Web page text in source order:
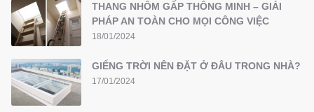
THANG NHÔM GẤP THÔNG MINH – GIẢI
PHÁP AN TOÀN CHO MỌI CÔNG VIỆC
18/01/2024
GIẾNG TRỜI NÊN ĐẶT Ở ĐÂU TRONG NHÀ?
17/01/2024